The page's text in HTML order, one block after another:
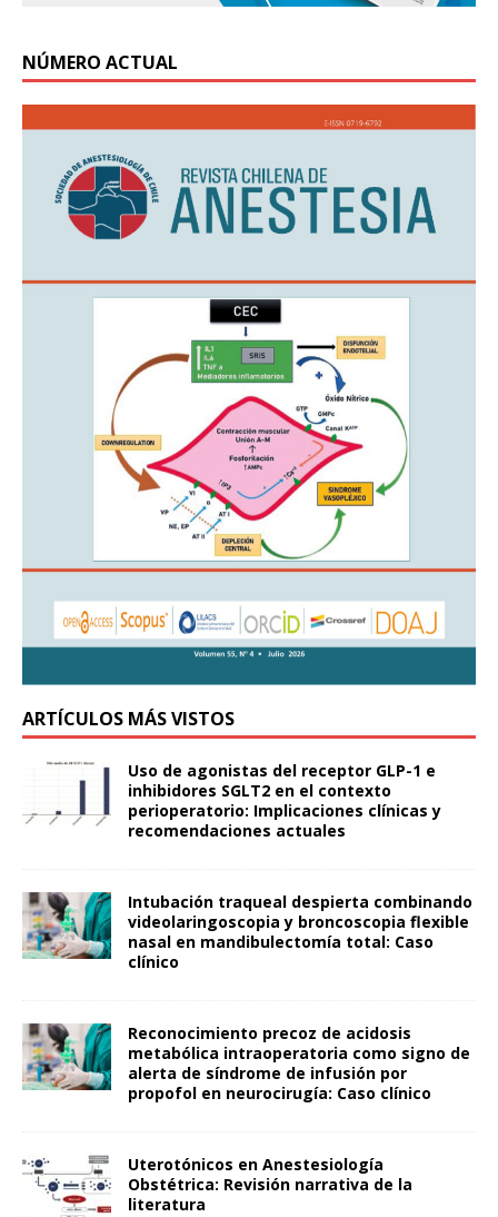
NÚMERO ACTUAL
ARTÍCULOS MÁS VISTOS
Uso de agonistas del receptor GLP-1 e
inhibidores SGLT2 en el contexto
perioperatorio: Implicaciones clínicas y
recomendaciones actuales
Intubación traqueal despierta combinando
videolaringoscopia y broncoscopia flexible
nasal en mandibulectomía total: Caso
clínico
Reconocimiento precoz de acidosis
metabólica intraoperatoria como signo de
alerta de síndrome de infusión por
propofol en neurocirugía: Caso clínico
Uterotónicos en Anestesiología
Obstétrica: Revisión narrativa de la
literatura